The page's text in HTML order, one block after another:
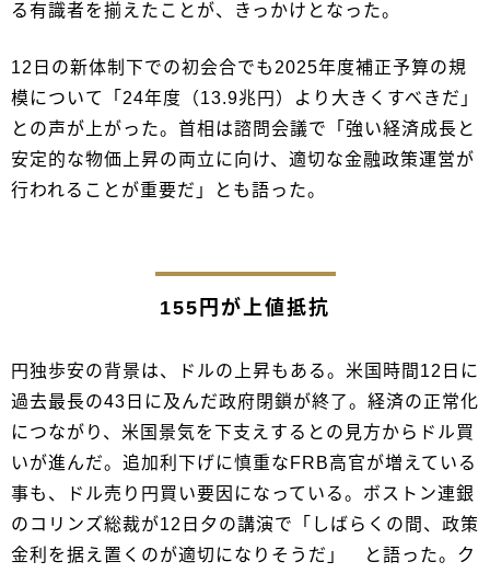
る有識者を揃えたことが、きっかけとなった。
12日の新体制下での初会合でも2025年度補正予算の規
模について「24年度（13.9兆円）より大きくすべきだ」
との声が上がった。首相は諮問会議で「強い経済成長と
安定的な物価上昇の両立に向け、適切な金融政策運営が
行われることが重要だ」とも語った。
155円が上値抵抗
円独歩安の背景は、ドルの上昇もある。米国時間12日に
過去最長の43日に及んだ政府閉鎖が終了。経済の正常化
につながり、米国景気を下支えするとの見方からドル買
いが進んだ。追加利下げに慎重なFRB高官が増えている
事も、ドル売り円買い要因になっている。ボストン連銀
のコリンズ総裁が12日夕の講演で「しばらくの間、政策
金利を据え置くのが適切になりそうだ」 と語った。ク